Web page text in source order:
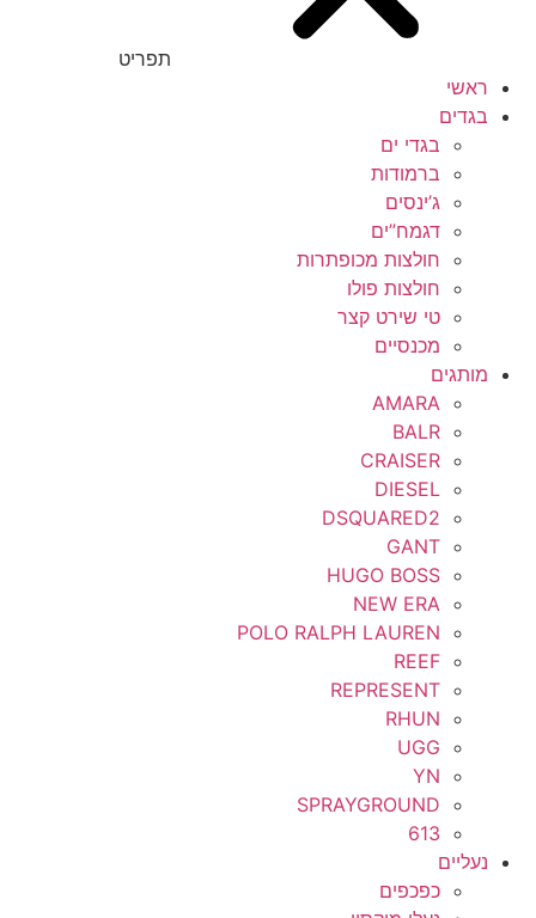
תפריט
ראשי
בגדים
בגדי ים
ברמודות
ג’ינסים
דגמח”ים
חולצות מכופתרות
חולצות פולו
טי שירט קצר
מכנסיים
מותגים
AMARA
BALR
CRAISER
DIESEL
DSQUARED2
GANT
HUGO BOSS
NEW ERA
POLO RALPH LAUREN
REEF
REPRESENT
RHUN
UGG
YN
SPRAYGROUND
613
נעליים
כפכפים